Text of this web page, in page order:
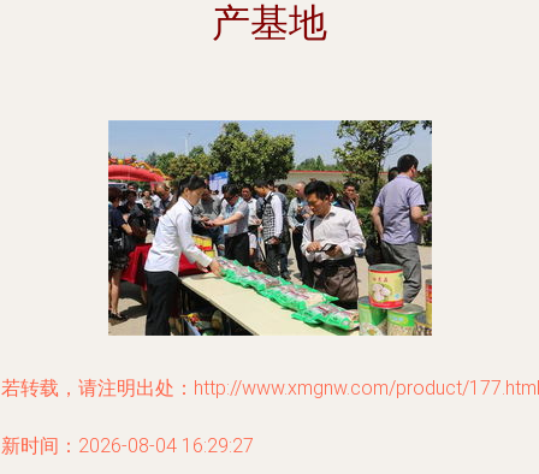
产基地
转载，请注明出处：http://www.xmgnw.com/product/177.html
时间：2026-08-04 16:29:27